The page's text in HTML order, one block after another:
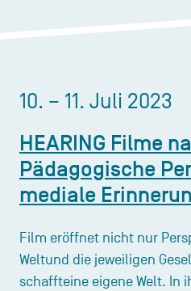
10. – 11. Juli 2023
HEARING Filme
Pädagogische
mediale
Film eröffnet nicht nur
Weltund die jeweiligen
schaffteine eigene Welt. In